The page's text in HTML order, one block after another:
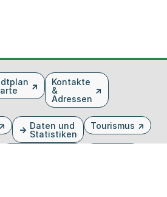
Kontakte
&
Adressen
Daten und
Statistiken
Tourismus